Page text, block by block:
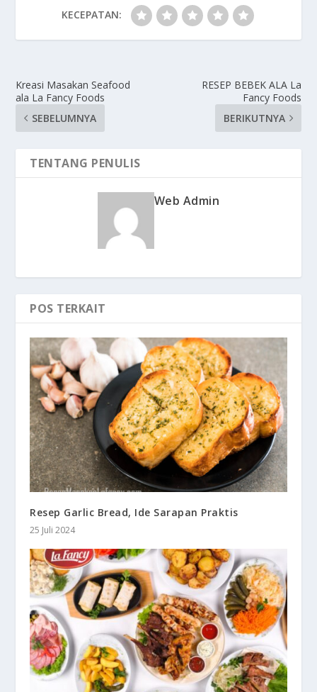
KECEPATAN:
Kreasi Masakan Seafood
ala La Fancy Foods
SEBELUMNYA
RESEP BEBEK ALA La
Fancy Foods
BERIKUTNYA
TENTANG PENULIS
Web Admin
POS TERKAIT
Resep Garlic Bread, Ide Sarapan Praktis
25 Juli 2024